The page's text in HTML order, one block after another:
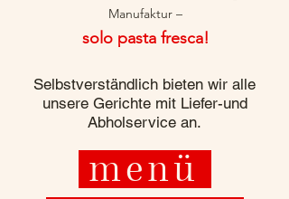
Manufaktur –
solo pasta fresca!
Selbstverständlich bieten wir alle
unsere Gerichte mit Liefer-und
Abholservice an.
menü